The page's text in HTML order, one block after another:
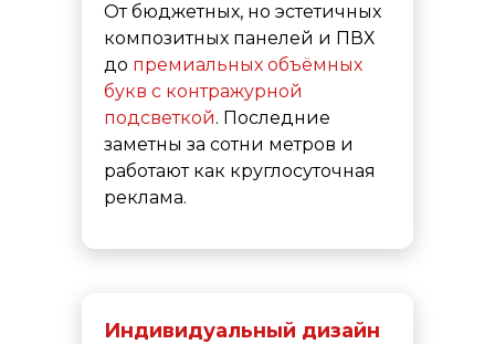
Индивидуальный дизайн
От бюджетных, но эстетичных
композитных панелей и ПВХ
до премиальных объёмных
букв с контражурной
подсветкой. Последние
заметны за сотни метров и
работают как круглосуточная
реклама.